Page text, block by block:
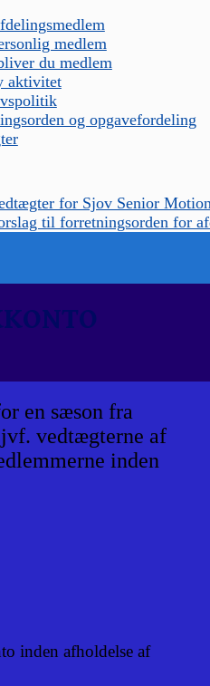
medlem
du medlem
aktivitet
og opgavefordeling
for Sjov Senior
til forretningsorden for
en sæson fra
vedtægterne af
inden
inden afholdelse af